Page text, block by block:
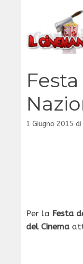
contenuto
1 Giugno 2015 di
Per la Festa
del Cinema